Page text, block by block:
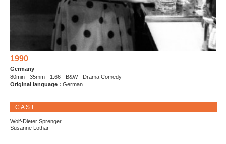
1990
Germany
80min - 35mm - 1.66 - B&W - Drama Comedy
Original language : German
CAST
Wolf-Dieter Sprenger
Susanne Lothar